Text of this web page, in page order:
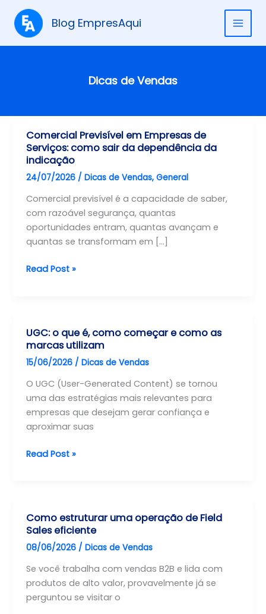
para
conteúdo
Blog EmpresAqui
Dicas de Vendas
Comercial Previsível em Empresas de
Serviços: como sair da dependência da
indicação
24/07/2026 /Dicas de Vendas,General
Comercial previsível é a capacidade de saber,
com razoável segurança, quantas
oportunidades entram, quantas avançam e
quantas se transformam em […]
Comercial
Serviços:
como
sair
da
dependência
da
indicação
Read Post »
UGC: o que é, como começar e como as
marcas utilizam
15/06/2026 /Dicas de Vendas
O UGC (User-Generated Content) se tornou
uma das estratégias mais relevantes para
empresas que desejam gerar confiança e
aproximar suas
UGC:
começar
como
as
marcas
utilizam
Read Post »
Como estruturar uma operação de Field
Sales eficiente
08/06/2026 /Dicas de Vendas
Se você trabalha com vendas B2B e lida com
produtos de alto valor, provavelmente já se
perguntou se visitar o